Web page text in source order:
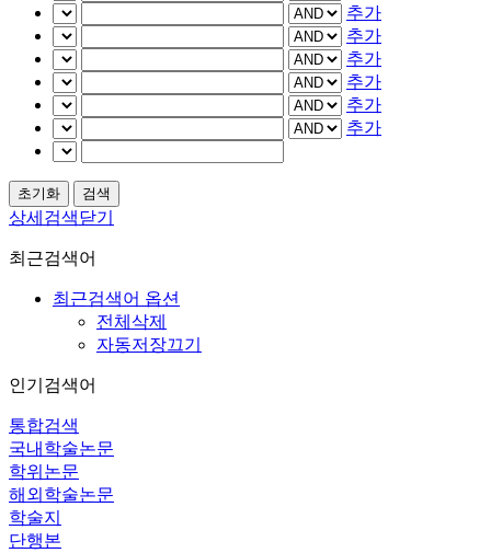
추가
추가
추가
추가
추가
추가
상세검색닫기
최근검색어
최근검색어 옵션
전체삭제
자동저장끄기
인기검색어
통합검색
국내학술논문
학위논문
해외학술논문
학술지
단행본